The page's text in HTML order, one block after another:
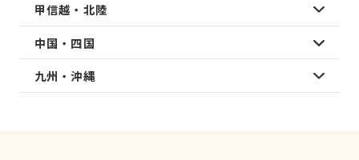
甲信越・北陸
中国・四国
九州・沖縄